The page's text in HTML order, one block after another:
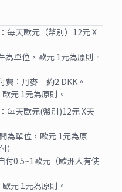
每天歐元（幣別）12元 X
單位，歐元 1元為原則。
：丹麥－約2 DKK。
元 1元為原則。
每天歐元(幣別)12元 X天
為單位，歐元 1元為原
付0.5~1歐元（歐洲人有使
元 1元為原則。